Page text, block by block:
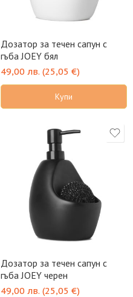
Дозатор за течен сапун с
гъба JOEY бял
49,00 лв. (25,05 €)
Купи
Дозатор за течен сапун с
гъба JOEY черен
49,00 лв. (25,05 €)